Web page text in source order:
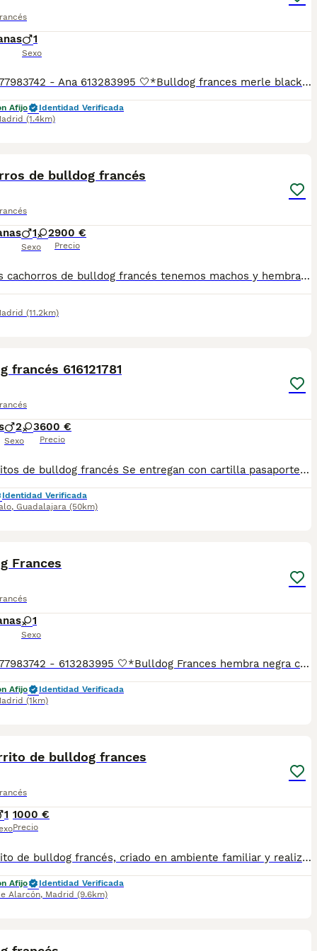
1
Sexo
Laura 677983742 - Ana 613283995 🤍*Bulldog frances merle black*🤍 ¿Buscas un nuevo compañero para tu hogar? ❤️ Tenemos preciosos cachorros listos para encontrar una familia responsable. ✅ Vacunados ✅ Desparasitados ✅ Cartilla sanitaria ✅ Garantías incluidas ✅ Máxima atención y cuidado Se hacen envíos a toda España: Andalucía: Almería, Cádiz, Córdoba, Granada, Huelva, Jaén, Málaga, Sevilla. Aragón: Huesca, Teruel, Zaragoza. Asturias: Oviedo. Baleares: Palma. Canarias: Las Palmas de Gran Canaria, Santa Cruz de Tenerife. Cantabria: Santander. Castilla-La Mancha: Albacete, Ciudad Real, Cuenca, Guadalajara, Toledo. Castilla y León: Ávila, Burgos, León, Palencia, Salamanca, Segovia, Soria, Valladolid, Zamora. Cataluña: Barcelona, Gerona (Girona), Lérida (Lleida), Tarragona .Comunidad Valenciana: Alicante, Castellón de la Plana, Valencia. Extremadura: Badajoz, Cáceres .Galicia: La Coruña (A Coruña), Lugo, Orense (Ourense), Pontevedra. La Rioja: Logroño. Madrid: Madrid .Murcia: Murcia. Navarra: Pamplona. País Vasco: Bilbao (Vizcaya), San Sebastián (Guipúzcoa), Vitoria (Álava). 🐾 Cachorros sanos, sociables y criados con mucho cariño. 📲 ¡Pregunta sin compromiso por disponibilidad, fotos y precios por mensaje privado!
Afijo
Identidad Verificada
(1.4km)
de bulldog francés
1 2
Sexo
900 €
Precio
Precisos cachorros de bulldog francés tenemos machos y hembras ,distintos colores Nuestros cachorros nacen y crecen en un ambiente familiar ,sin jaulas ,con un respeto y exclusiva cria,somos respetuosos con el tiempo de destete ,cada cachorro necesita su tiempo.. Destetamos con un pienso de alta calidad , Cachorros revisados ,desde el nacimiento ,hasta la entrega por un veterinario competente ,buscando siempre el bienestar de nuestros animales.. Sociabilizados y equilibrados tanto padres como cachorros Se entregan con todo el protocolo veterinario legal,y garantías por escrito completas.. Tenemos servicio de entrega personalizado a cualquier punto de España,directo.. El precio puede cambiar tanto en sexo como en características del cachorro. Dejanos tú teléfono y te mandamos toda la información fotos y vídeos ..
(11.2km)
francés 616121781
2 3
Sexo
600 €
Precio
Cachorritos de bulldog francés Se entregan con cartilla pasaporte Desparasitados y vacunados Criados en ambiente familiar para más información al WhatsApp del 616121781
Identidad Verificada
, Guadalajara (50km)
Frances
1
Sexo
Laura 677983742 - 613283995 🤍*Bulldog Frances hembra negra corbata blanca *🤍 ¿Buscas un nuevo compañero para tu hogar? ❤️ Tenemos preciosos cachorros listos para encontrar una familia responsable. ✅ Vacunados ✅ Desparasitados ✅ Cartilla sanitaria ✅ Garantías incluidas ✅ Máxima atención y cuidado Se hacen envíos a toda España: Andalucía: Almería, Cádiz, Córdoba, Granada, Huelva, Jaén, Málaga, Sevilla.Aragón: Huesca, Teruel, Zaragoza.Asturias: Oviedo.Baleares: Palma.Canarias: Las Palmas de Gran Canaria, Santa Cruz de Tenerife.Cantabria: Santander.Castilla-La Mancha: Albacete, Ciudad Real, Cuenca, Guadalajara, Toledo.Castilla y León: Ávila, Burgos, León, Palencia, Salamanca, Segovia, Soria, Valladolid, Zamora.Cataluña: Barcelona, Gerona (Girona), Lérida (Lleida), Tarragona.Comunidad Valenciana: Alicante, Castellón de la Plana, Valencia.Extremadura: Badajoz, Cáceres.Galicia: La Coruña (A Coruña), Lugo, Orense (Ourense), Pontevedra.La Rioja: Logroño.Madrid: Madrid.Murcia: Murcia.Navarra: Pamplona.País Vasco: Bilbao (Vizcaya), San Sebastián (Guipúzcoa), Vitoria (Álava). 🐾 Cachorros sanos, sociables y criados con mucho cariño. 📲 ¡Pregunta sin compromiso por disponibilidad, fotos y precios por mensaje privado!
Afijo
Identidad Verificada
(1km)
de bulldog frances
1 1000 €
Precio
Cachorrito de bulldog francés, criado en ambiente familiar y realizando una cría responsable. Criado con pienso de primera calidad, revisiones veterinaria, vacunados, desparasitado. pasaporte y chip y contrato de garantía. https://www.aguasdelcuenco.es Telefono: Alex 649916860
Afijo
Identidad Verificada
Alarcón, Madrid (9.6km)